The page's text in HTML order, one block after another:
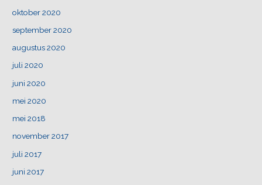
oktober 2020
september 2020
augustus 2020
juli 2020
juni 2020
mei 2020
mei 2018
november 2017
juli 2017
juni 2017